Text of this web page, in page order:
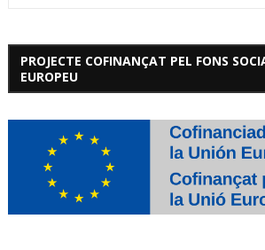
PROJECTE COFINANÇAT PEL FONS
EUROPEU